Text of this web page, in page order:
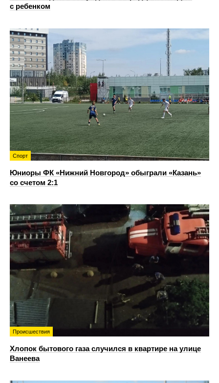
с ребенком
Спорт
Юниоры ФК «Нижний Новгород» обыграли «Казань»
со счетом 2:1
Происшествия
Хлопок бытового газа случился в квартире на улице
Ванеева